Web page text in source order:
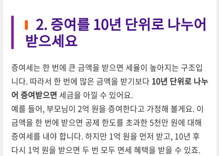
2. 증여를 10년 단위로 나누어
받으세요
증여세는 한 번에 큰 금액을 받으면 세율이 높아지는 구조입
니다. 따라서 한 번에 많은 금액을 받기보다 10년 단위로 나누
어 증여받으면 세금을 아낄 수 있어요.
예를 들어, 부모님이 2억 원을 증여한다고 가정해 볼게요. 이
금액을 한 번에 받으면 공제 한도를 초과한 5천만 원에 대해
증여세를 내야 합니다. 하지만 1억 원을 먼저 받고, 10년 후
다시 1억 원을 받으면 두 번 모두 면세 혜택을 받을 수 있죠.